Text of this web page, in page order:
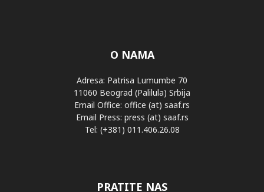
O NAMA
Adresa: Patrisa Lumumbe 70
11060 Beograd (Palilula) Srbija
Email Office: office (at) saaf.rs
Email Press: press (at) saaf.rs
Tel: (+381) 011.406.26.08
PRATITE NAS